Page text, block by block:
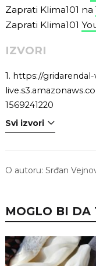
Zaprati Klima101 na
Zaprati Klima101
IZVORI
1. https://
1569241220
Svi izvori
O autoru: Srđan
MOGLO BI DA